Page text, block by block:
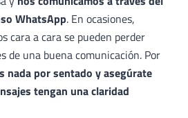
WhatsApp. En ocasiones,
cara a cara se pueden perder
de una buena comunicación. Por
nada por sentado y asegúrate
tengan una claridad